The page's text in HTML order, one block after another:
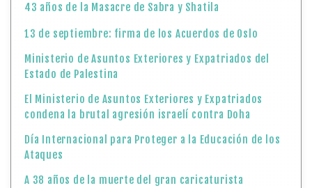
43 años de la Masacre de Sabra y Shatila
13 de septiembre: firma de los Acuerdos de Oslo
Ministerio de Asuntos Exteriores y Expatriados del
Estado de Palestina
El Ministerio de Asuntos Exteriores y Expatriados
condena la brutal agresión israelí contra Doha
Día Internacional para Proteger a la Educación de los
Ataques
A 38 años de la muerte del gran caricaturista